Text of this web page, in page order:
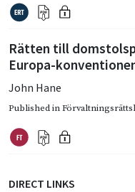
Rätten till
Europa-
John Hane
Published in
DIRECT LINKS